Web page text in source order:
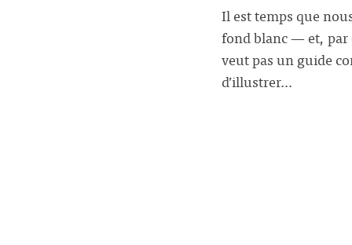
Il est temps que
fond blanc — et, par
veut pas un guide
d’illustrer…